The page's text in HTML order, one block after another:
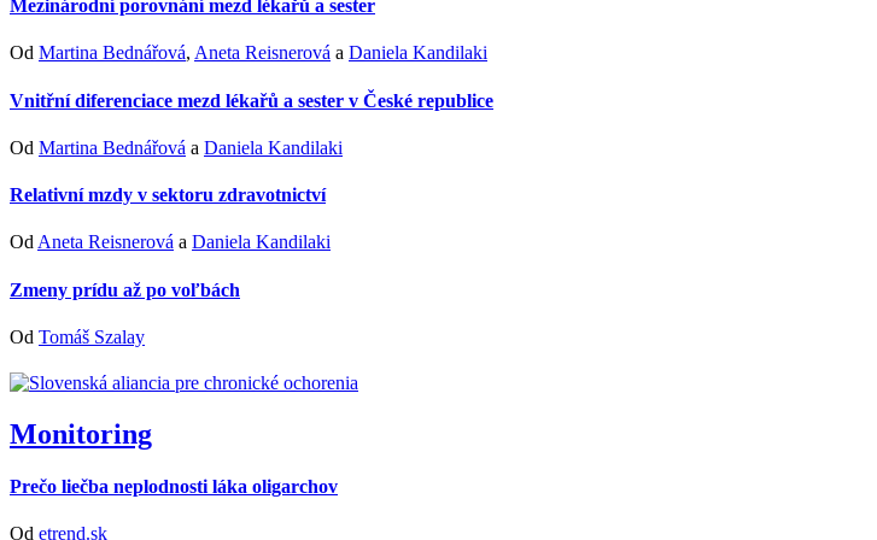
Mezinárodní porovnání mezd lékařů a sester
Od Martina Bednářová, Aneta Reisnerová a Daniela Kandilaki
Vnitřní diferenciace mezd lékařů a sester v České republice
Od Martina Bednářová a Daniela Kandilaki
Relativní mzdy v sektoru zdravotnictví
OdAneta Reisnerová a Daniela Kandilaki
Zmeny prídu až po voľbách
Od Tomáš Szalay
Monitoring
Prečo liečba neplodnosti láka oligarchov
Od etrend.sk